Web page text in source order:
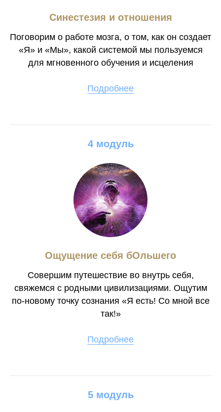
Синестезия и отношения
Поговорим о работе мозга, о том, как он создает
«Я» и «Мы», какой системой мы пользуемся
для мгновенного обучения и исцеления
Подробнее
4 модуль
Ощущение себя бОльшего
Совершим путешествие во внутрь себя,
свяжемся с родными цивилизациями. Ощутим
по-новому точку сознания «Я есть! Со мной все
так!»
Подробнее
5 модуль